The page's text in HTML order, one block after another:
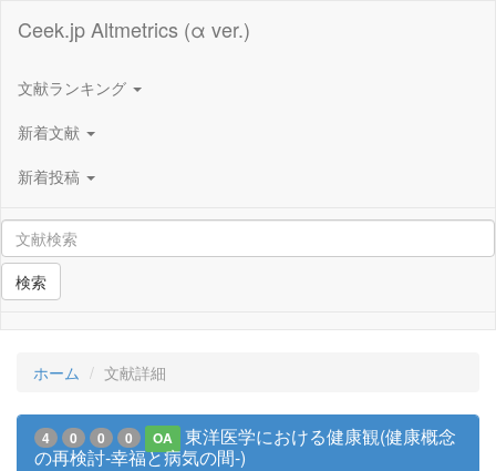
Ceek.jp Altmetrics (α ver.)
文献ランキング
新着文献
新着投稿
検索
ホーム 文献詳細
4 0 0 0 OA
東洋医学における健康観(健康概念
の再検討-幸福と病気の間-)